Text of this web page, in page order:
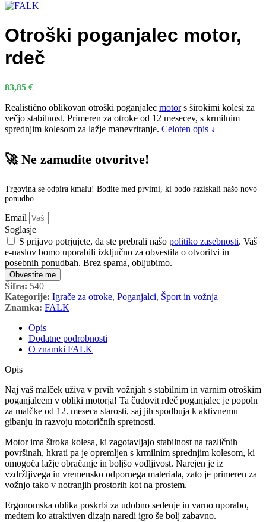
Otroški poganjalec motor,
rdeč
83,85 €
Realistično oblikovan otroški poganjalec motors širokimi kolesi za
večjo stabilnost. Primeren za otroke od 12 mesecev, s krmilnim
sprednjim kolesom za lažje manevriranje. Celoten opis ↓
🚀 Ne zamudite otvoritve!
Trgovina se odpira kmalu! Bodite med prvimi, ki bodo raziskali našo novo
ponudbo.
Email
Soglasje
S prijavo potrjujete, da ste prebrali našo politiko zasebnosti. Vaš
e-naslov bomo uporabili izključno za obvestila o otvoritvi in
posebnih ponudbah. Brez spama, obljubimo.
Obvestite me
Šifra: 540
Kategorije: Igrače za otroke, Poganjalci, Šport in vožnja
Znamka: FALK
Opis
Dodatne podrobnosti
O znamki FALK
Opis
Naj vaš malček uživa v prvih vožnjah s stabilnim in varnim otroškim
poganjalcem v obliki motorja! Ta čudovit rdeč poganjalec je popoln
za malčke od 12. meseca starosti, saj jih spodbuja k aktivnemu
gibanju in razvoju motoričnih spretnosti.
Motor ima široka kolesa, ki zagotavljajo stabilnost na različnih
površinah, hkrati pa je opremljen s krmilnim sprednjim kolesom, ki
omogoča lažje obračanje in boljšo vodljivost. Narejen je iz
vzdržljivega in vremensko odpornega materiala, zato je primeren za
vožnjo tako v notranjih prostorih kot na prostem.
Ergonomska oblika poskrbi za udobno sedenje in varno uporabo,
medtem ko atraktiven dizajn naredi igro še bolj zabavno.